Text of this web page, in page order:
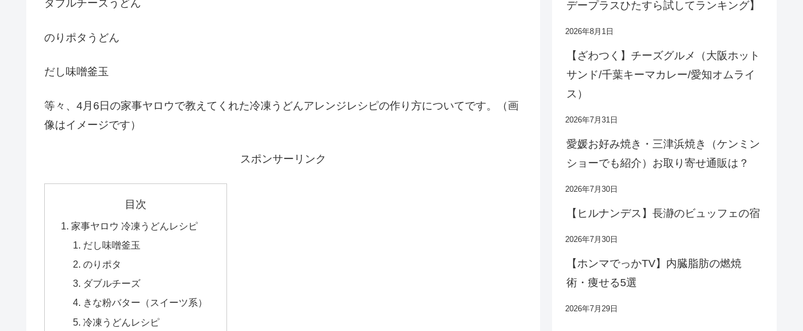
きな粉バター（スイーツ系）
ダブルチーズうどん
のりポタうどん
デープラスひたすら試してランキング】
2026年8月1日
【ざわつく】チーズグルメ（大阪ホット
サンド/千葉キーマカレー/愛知オムライ
ス）
2026年7月31日
愛媛お好み焼き・三津浜焼き（ケンミン
ショーでも紹介）お取り寄せ通販は？
2026年7月30日
【ヒルナンデス】長瀞のビュッフェの宿
2026年7月30日
【ホンマでっかTV】内臓脂肪の燃焼
術・痩せる5選
2026年7月29日